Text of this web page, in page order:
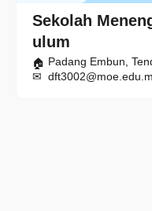
Sekolah
ulum
Padang Embun,